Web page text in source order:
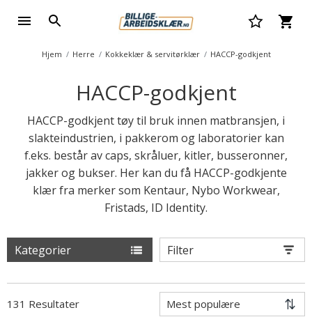
Hjem Herre Kokkeklær & servitørklær HACCP-godkjent
HACCP-godkjent
HACCP-godkjent tøy til bruk innen matbransjen, i
slakteindustrien, i pakkerom og laboratorier kan
f.eks. består av caps, skråluer, kitler, busseronner,
jakker og bukser. Her kan du få HACCP-godkjente
klær fra merker som Kentaur, Nybo Workwear,
Fristads, ID Identity.
Kategorier Filter
131 Resultater